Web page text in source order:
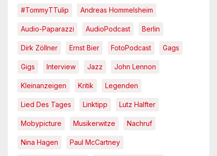
#TommyTTulip Andreas Hommelsheim
Audio-Paparazzi AudioPodcast Berlin
Dirk Zöllner Ernst Bier FotoPodcast Gags
Gigs Interview Jazz John Lennon
Kleinanzeigen Kritik Legenden
Lied Des Tages Linktipp Lutz Halfter
Mobypicture Musikerwitze Nachruf
Nina Hagen Paul McCartney